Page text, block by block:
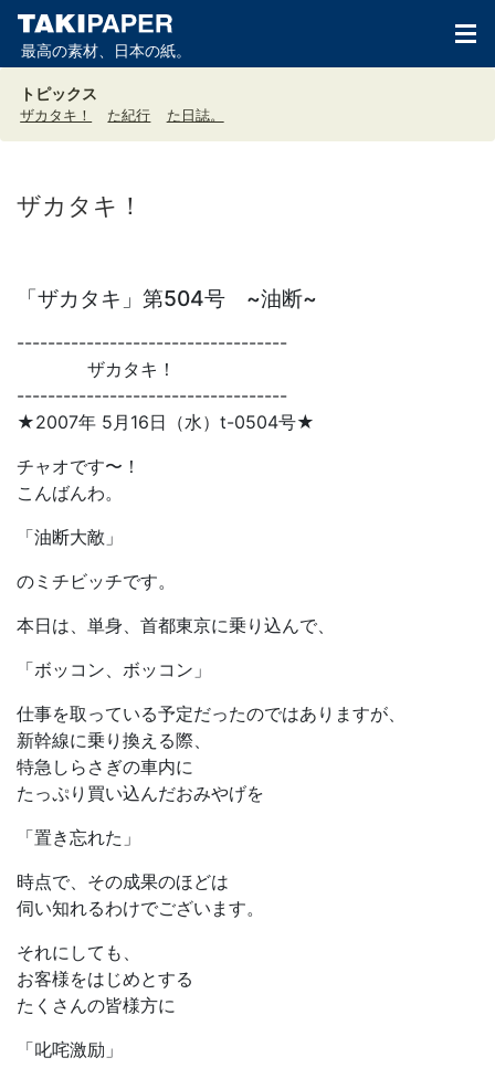
最高の素材、日本の紙。
トピックス
ザカタキ！ た紀行 た日誌。
ザカタキ！
「ザカタキ」第504号 ~油断~
-----------------------------------
ザカタキ！
-----------------------------------
★2007年 5月16日（水）t-0504号★
チャオです〜！
こんばんわ。
「油断大敵」
のミチビッチです。
本日は、単身、首都東京に乗り込んで、
「ボッコン、ボッコン」
仕事を取っている予定だったのではありますが、
新幹線に乗り換える際、
特急しらさぎの車内に
たっぷり買い込んだおみやげを
「置き忘れた」
時点で、その成果のほどは
伺い知れるわけでございます。
それにしても、
お客様をはじめとする
たくさんの皆様方に
「叱咤激励」